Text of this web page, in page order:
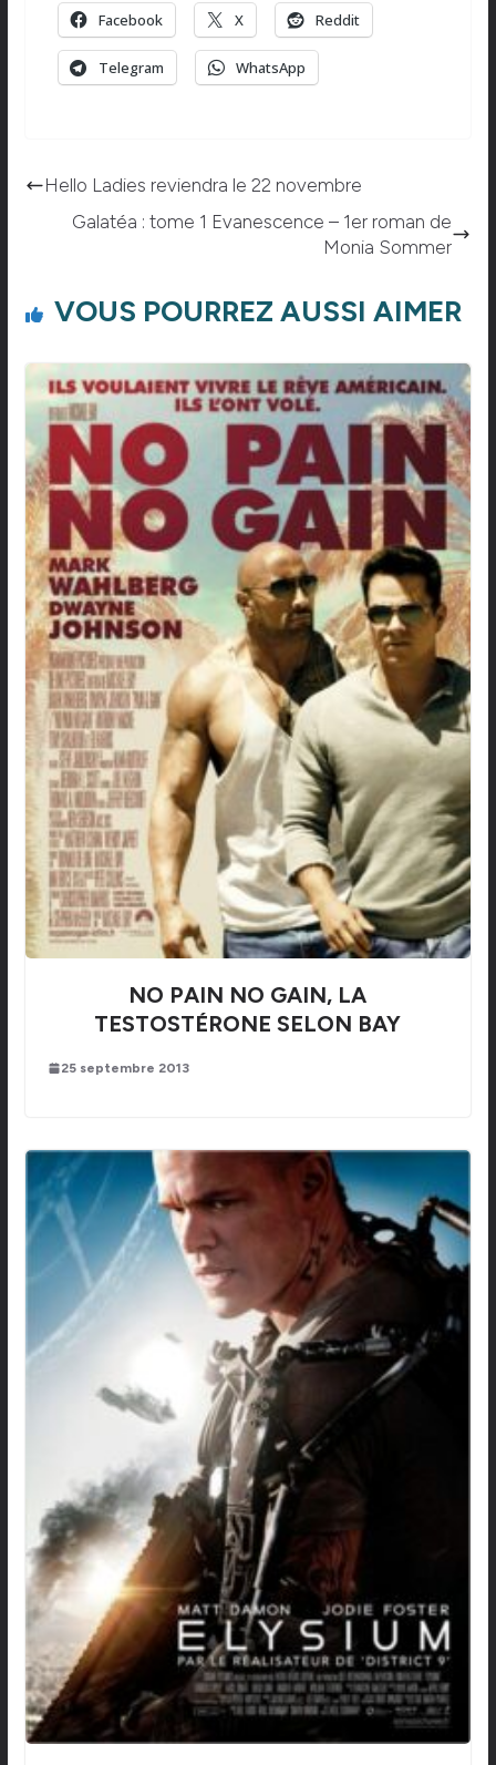
Facebook X Reddit
Telegram WhatsApp
Hello Ladies reviendra le 22 novembre
Galatéa : tome 1 Evanescence – 1er roman de
Monia Sommer
VOUS POURREZ AUSSI AIMER
NO PAIN NO GAIN, LA
TESTOSTÉRONE SELON BAY
25 septembre 2013